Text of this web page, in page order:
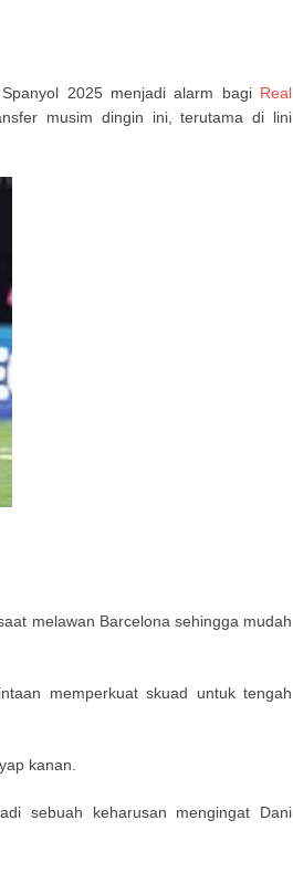
2025 menjadi alarm bagi Real
musim dingin ini, terutama di lini
melawan Barcelona sehingga mudah
memperkuat skuad untuk tengah
kanan.
sebuah keharusan mengingat Dani